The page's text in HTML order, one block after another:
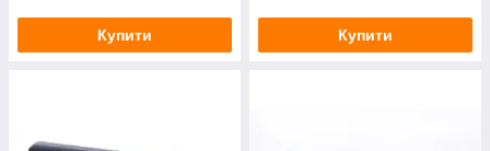
Купити Купити